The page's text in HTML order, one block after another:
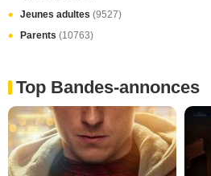
Jeunes adultes (9527)
Parents (10763)
Top Bandes-annonces